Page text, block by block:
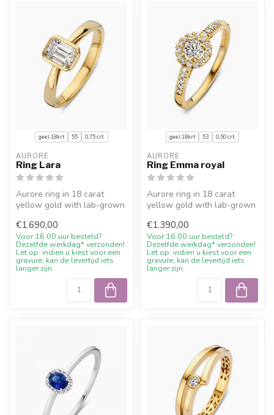
geel 18krt 55 0,75 crt.
AURORE
Ring Lara
Aurore ring in 18 carat
yellow gold with lab-grown
Expertly...
€1.690,00
Voor 16.00 uur besteld?
Dezelfde werkdag* verzonden!
Let op: indien u kiest voor een
gravure, kan de levertijd iets
langer zijn.
geel 18krt 53 0,50 crt.
AURORE
Ring Emma royal
Aurore ring in 18 carat
yellow gold with lab-grown
Expertly...
€1.390,00
Voor 16.00 uur besteld?
Dezelfde werkdag* verzonden!
Let op: indien u kiest voor een
gravure, kan de levertijd iets
langer zijn.